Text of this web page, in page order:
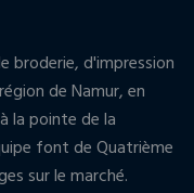
broderie, d'impression
de Namur, en
la pointe de la
font de Quatrième
sur le marché.